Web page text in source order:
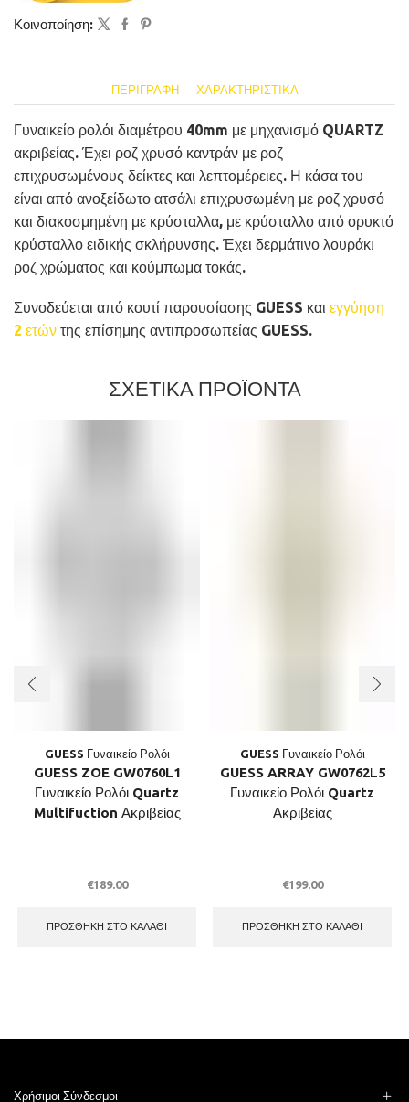
Κοινοποίηση:
ΠΕΡΙΓΡΑΦΉ ΧΑΡΑΚΤΗΡΙΣΤΙΚΆ
Γυναικείο ρολόι διαμέτρου 40mm με μηχανισμό QUARTZ
ακριβείας. Έχει ροζ χρυσό καντράν με ροζ
επιχρυσωμένους δείκτες και λεπτομέρειες. Η κάσα του
είναι από ανοξείδωτο ατσάλι επιχρυσωμένη με ροζ χρυσό
και διακοσμημένη με κρύσταλλα, με κρύσταλλο από ορυκτό
κρύσταλλο ειδικής σκλήρυνσης. Έχει δερμάτινο λουράκι
ροζ χρώματος και κούμπωμα τοκάς.
Συνοδεύεται από κουτί παρουσίασης GUESS και εγγύηση
2 ετών της επίσημης αντιπροσωπείας GUESS.
ΣΧΕΤΙΚΑ ΠΡΟΪΟΝΤΑ
GUESS Γυναικείο Ρολόι
GUESS ZOE GW0760L1
Γυναικείο Ρολόι Quartz
Multifuction Ακριβείας
€189.00
ΠΡΟΣΘΉΚΗ ΣΤΟ ΚΑΛΆΘΙ
GUESS Γυναικείο Ρολόι
GUESS ARRAY GW0762L5
Γυναικείο Ρολόι Quartz
Ακριβείας
€199.00
ΠΡΟΣΘΉΚΗ ΣΤΟ ΚΑΛΆΘΙ
Χρήσιμοι Σύνδεσμοι